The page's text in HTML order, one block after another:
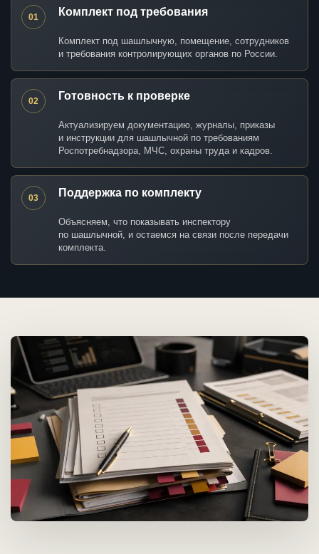
01 Комплект под требования
Комплект под шашлычную, помещение, сотрудников
и требования контролирующих органов по России.
02 Готовность к проверке
Актуализируем документацию, журналы, приказы
и инструкции для шашлычной по требованиям
Роспотребнадзора, МЧС, охраны труда и кадров.
03 Поддержка по комплекту
Объясняем, что показывать инспектору
по шашлычной, и остаемся на связи после передачи
комплекта.